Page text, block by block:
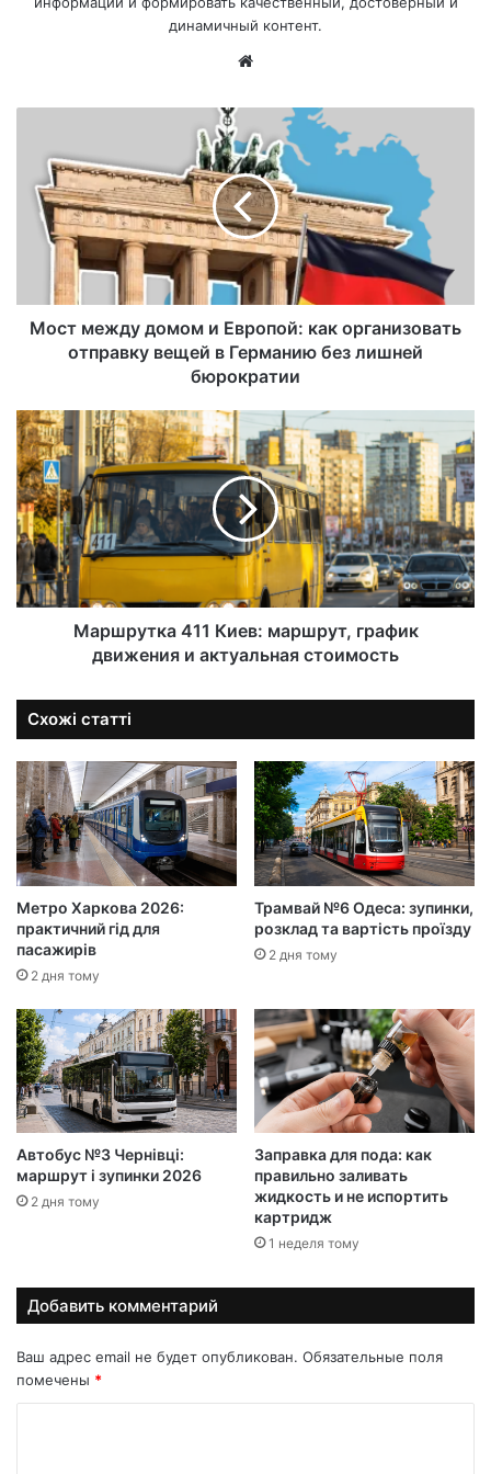
динамичный контент.
Мост между домом и Европой: как организовать
отправку вещей в Германию без лишней
бюрократии
Маршрутка 411 Киев: маршрут, график
движения и актуальная стоимость
Схожі статті
Метро Харкова 2026:
практичний гід для
пасажирів
2 дня тому
Трамвай №6 Одеса: зупинки,
розклад та вартість проїзду
2 дня тому
Автобус №3 Чернівці:
маршрут і зупинки 2026
2 дня тому
Заправка для пода: как
правильно заливать
жидкость и не испортить
картридж
1 неделя тому
Добавить комментарий
Ваш адрес email не будет опубликован. Обязательные поля
помечены *